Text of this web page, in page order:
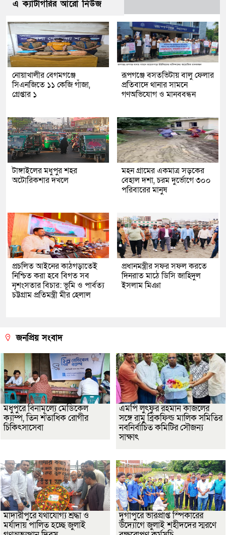
এ ক্যাটাগরির আরো নিউজ
নোয়াখালীর বেগমগঞ্জে
সিএনজিতে ১১ কেজি গাঁজা,
গ্রেপ্তার ১
রূপগঞ্জে বসতভিটায় বালু ফেলার
প্রতিবাদে থানার সামনে
গণঅভিযোগ ও মানববন্ধন
টাঙ্গাইলের মধুপুর শহর
অটোরিকশার দখলে
মহন গ্রামের একমাত্র সড়কের
বেহাল দশা, চরম দুর্ভোগে ৩০০
পরিবারের মানুষ
প্রচলিত আইনের কাঠগড়াতেই
নিশ্চিত করা হবে বিগত সব
নৃশংসতার বিচার: ভূমি ও পার্বত্য
চট্টগ্রাম প্রতিমন্ত্রী মীর হেলাল
প্রধানমন্ত্রীর সফর সফল করতে
দিনরাত মাঠে ডিসি জাহিদুল
ইসলাম মিঞা
জনপ্রিয় সংবাদ
মধুপুরে বিনামূল্যে মেডিকেল
ক্যাম্প, তিন শতাধিক রোগীর
চিকিৎসাসেবা
এমপি লুৎফুর রহমান কাজলের
সঙ্গে রামু ব্রিকফিল্ড মালিক সমিতির
নবনির্বাচিত কমিটির সৌজন্য
সাক্ষাৎ
মাদারীপুরে যথাযোগ্য শ্রদ্ধা ও
মর্যাদায় পালিত হচ্ছে জুলাই
দুর্গাপুরে ভারপ্রাপ্ত স্পিকারের
উদ্যোগে জুলাই শহীদদের স্মরণে